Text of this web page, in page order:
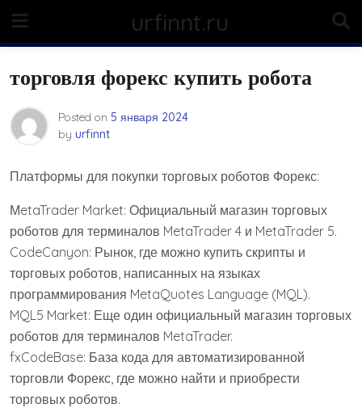
content
urfinnt.ru
торговля форекс купить робота
Posted on 5 января 2024
by urfinnt
Платформы для покупки торговых роботов Форекс:
МetaTrader Market: Официальный магазин торговых
роботов для терминалов MetaTrader 4 и MetaTrader 5.
CodeCanyon: Рынок, где можно купить скрипты и
торговых роботов, написанных на языках
программирования MetaQuotes Language (MQL).
MQL5 Market: Еще один официальный магазин торговых
роботов для терминалов MetaTrader.
fxCodeBase: База кода для автоматизированной
торговли Форекс, где можно найти и приобрести
торговых роботов.